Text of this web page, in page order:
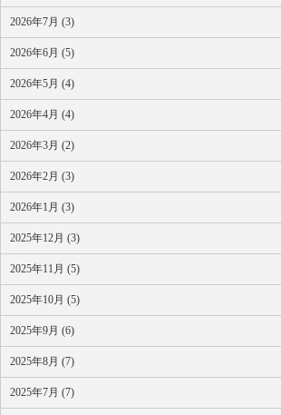
2026年7月 (3)
2026年6月 (5)
2026年5月 (4)
2026年4月 (4)
2026年3月 (2)
2026年2月 (3)
2026年1月 (3)
2025年12月 (3)
2025年11月 (5)
2025年10月 (5)
2025年9月 (6)
2025年8月 (7)
2025年7月 (7)